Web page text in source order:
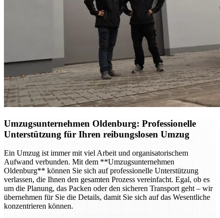
Umzugsunternehmen Oldenburg: Professionelle
Unterstützung für Ihren reibungslosen Umzug
Ein Umzug ist immer mit viel Arbeit und organisatorischem
Aufwand verbunden. Mit dem **Umzugsunternehmen
Oldenburg** können Sie sich auf professionelle Unterstützung
verlassen, die Ihnen den gesamten Prozess vereinfacht. Egal, ob es
um die Planung, das Packen oder den sicheren Transport geht – wir
übernehmen für Sie die Details, damit Sie sich auf das Wesentliche
konzentrieren können.